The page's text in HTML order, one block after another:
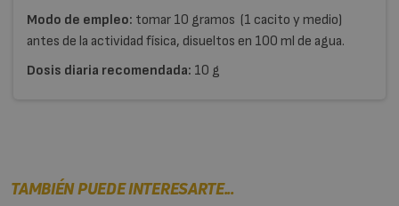
Modo de empleo: tomar 10 gramos (1 cacito y medio)
antes de la actividad física, disueltos en 100 ml de agua.
Dosis diaria recomendada: 10 g
TAMBIÉN PUEDE INTERESARTE...